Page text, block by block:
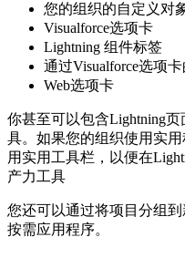
您的组织的自定义对
Visualforce选项卡
Lightning 组件标签
通过Visualforce选项
Web选项卡
你甚至可以包含Lightning
具。如果您的组织使用实
用实用工具栏，以便在
产力工具
您还可以通过将项目分组
按需应用程序。